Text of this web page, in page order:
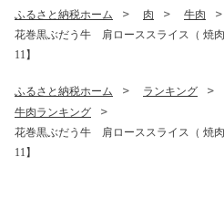
ふるさと納税ホーム 肉
牛肉
花巻黒ぶだう牛 肩ローススライス（ 焼
11】
ふるさと納税ホーム ランキング
牛肉ランキング
花巻黒ぶだう牛 肩ローススライス（ 焼
11】